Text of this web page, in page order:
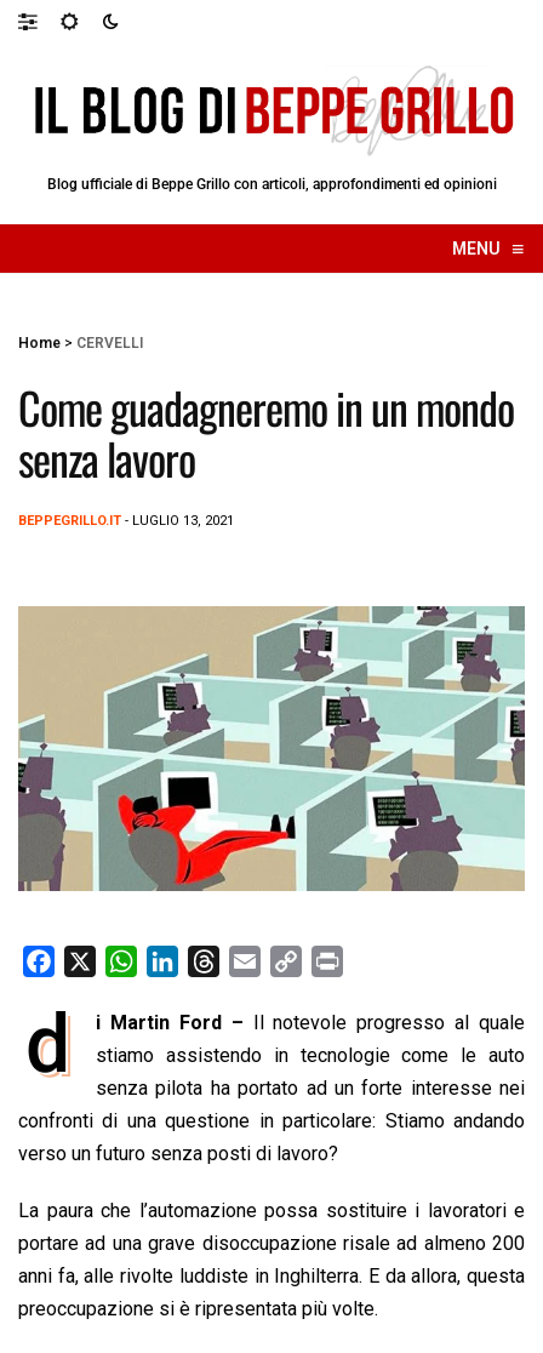
Blog ufficiale di Beppe Grillo con articoli, approfondimenti ed opinioni
MENU ≡
☰
Home > CERVELLI
Come guadagneremo in un mondo
senza lavoro
BEPPEGRILLO.IT - LUGLIO 13, 2021
e
o
o
W
a
t
s
A
p
n
k
e
d
I
r
e
a
d
s
a
i
l
p
y
L
i
n
i
n
t
d i Martin Ford – Il notevole progresso al quale
stiamo assistendo in tecnologie come le auto
senza pilota ha portato ad un forte interesse nei
confronti di una questione in particolare: Stiamo andando
verso un futuro senza posti di lavoro?
La paura che l’automazione possa sostituire i lavoratori e
portare ad una grave disoccupazione risale ad almeno 200
anni fa, alle rivolte luddiste in Inghilterra. E da allora, questa
preoccupazione si è ripresentata più volte.